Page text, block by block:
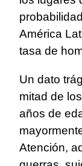
América
tasa de
Un dato
mitad de
años de
Atención,